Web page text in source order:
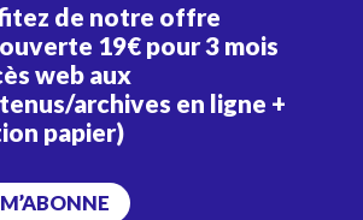
de notre offre
19€ pour 3 mois
web aux
archives en ligne +
papier)